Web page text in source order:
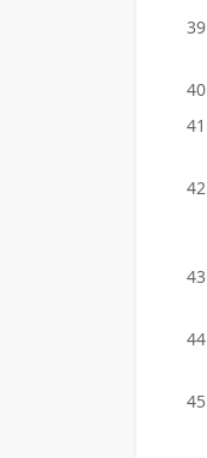
39
40
41
42
43
44
45